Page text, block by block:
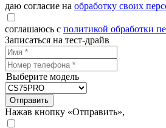
даю согласие на обработку своих
соглашаюсь с политикой обработки
Записаться на тест-драйв
Выберите модель
Отправить
Нажав кнопку «Отправить»,